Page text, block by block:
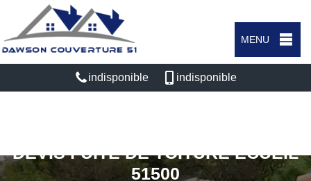
MENU
indisponible indisponible
DEVIS FUITE DE TOITURE ECUEIL
51500